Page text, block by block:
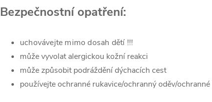
Bezpečnostní opatření:
uchovávejte mimo dosah dětí !!!
může vyvolat alergickou kožní reakci
může způsobit podráždění dýchacích cest
používejte ochranné rukavice/ochranný oděv/